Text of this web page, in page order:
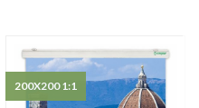
200X200 1:1